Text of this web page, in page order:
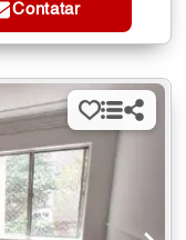
Contatar